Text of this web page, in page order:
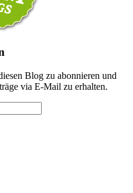
Blog zu abonnieren und
via E-Mail zu erhalten.